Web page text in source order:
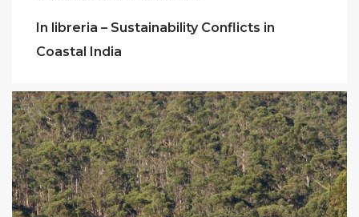
In libreria – Sustainability Conflicts in
Coastal India